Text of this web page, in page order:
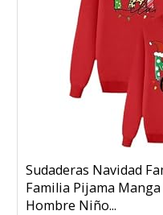
Sudaderas Navidad
Familia Pijama
Hombre Niño...